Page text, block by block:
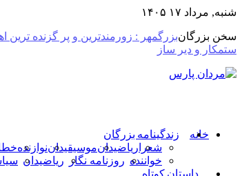
شنبه, مرداد ۱۷ ۱۴۰۵
سخن بزرگانبزرگمهر : زورمندترین و پر گزنده
ستمکار و دیر ساز
خانه زندگینامه بزرگان
شعرا ریاضیدانموسیقیداننوازنده
خواننده روزنامه نگار ریاضیدان